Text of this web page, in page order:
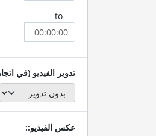
to
تدوير الفيديو (في
عكس الفيديو::